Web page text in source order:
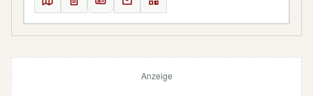
Anzeige